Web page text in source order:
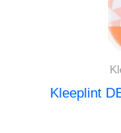
Kleeplint